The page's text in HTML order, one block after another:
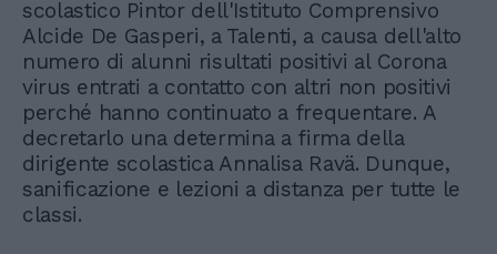
scolastico Pintor dell'Istituto Comprensivo
Alcide De Gasperi, a Talenti, a causa dell'alto
numero di alunni risultati positivi al Corona
virus entrati a contatto con altri non positivi
perché hanno continuato a frequentare. A
decretarlo una determina a firma della
dirigente scolastica Annalisa Ravä. Dunque,
sanificazione e lezioni a distanza per tutte le
classi.